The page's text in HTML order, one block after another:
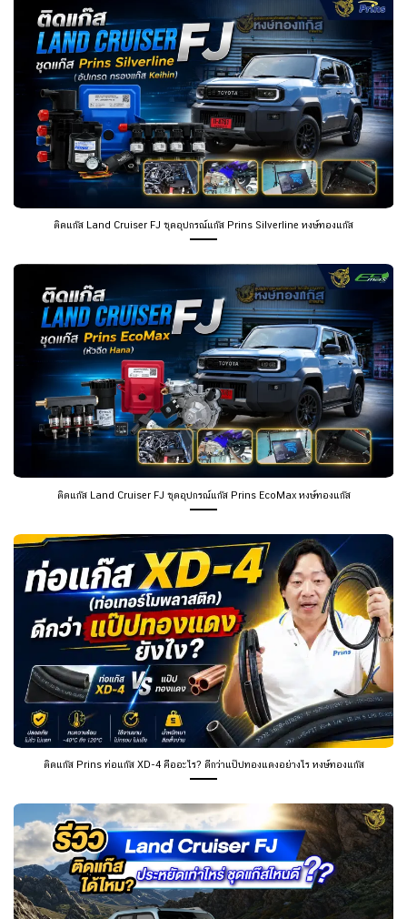
ติดแก๊ส Land Cruiser FJ ชุดอุปกรณ์แก๊ส Prins Silverline หงษ์ทองแก๊ส
ติดแก๊ส Land Cruiser FJ ชุดอุปกรณ์แก๊ส Prins EcoMax หงษ์ทองแก๊ส
ติดแก๊ส Prins ท่อแก๊ส XD-4 คืออะไร? ดีกว่าแป๊ปทองแดงอย่างไร หงษ์ทองแก๊ส